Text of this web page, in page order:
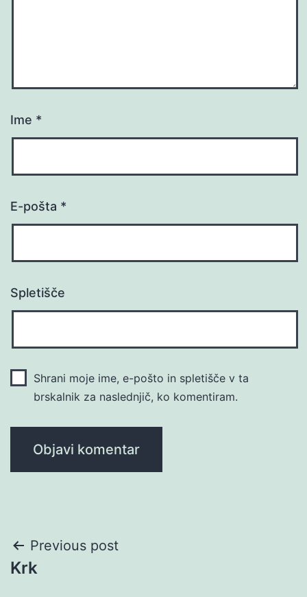
Ime *
E-pošta *
Spletišče
Shrani moje ime, e-pošto in spletišče v ta
brskalnik za naslednjič, ko komentiram.
Navigacija
prispevka
Previous post
Krk